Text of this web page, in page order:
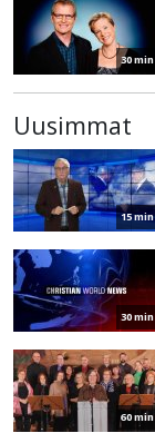
30 min
Uusimmat
15 min
30 min
60 min